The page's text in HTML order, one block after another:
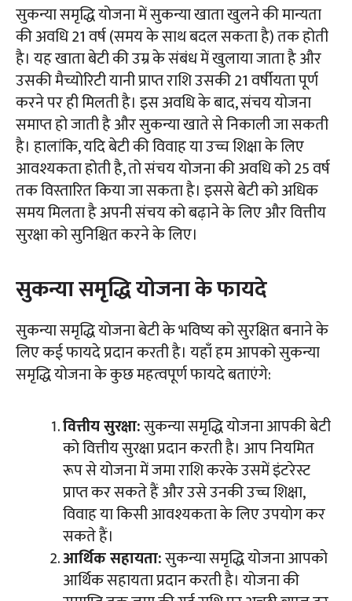
सुकन्या समृद्धि योजना में सुकन्या खाता खुलने की मान्यता
की अवधि 21 वर्ष (समय के साथ बदल सकता है) तक होती
है। यह खाता बेटी की उम्र के संबंध में खुलाया जाता है और
उसकी मैच्योरिटी यानी प्राप्त राशि उसकी 21 वर्षीयता पूर्ण
करने पर ही मिलती है। इस अवधि के बाद, संचय योजना
समाप्त हो जाती है और सुकन्या खाते से निकाली जा सकती
है। हालांकि, यदि बेटी की विवाह या उच्च शिक्षा के लिए
आवश्यकता होती है, तो संचय योजना की अवधि को 25 वर्ष
तक विस्तारित किया जा सकता है। इससे बेटी को अधिक
समय मिलता है अपनी संचय को बढ़ाने के लिए और वित्तीय
सुरक्षा को सुनिश्चित करने के लिए।
सुकन्या समृद्धि योजना के फायदे
सुकन्या समृद्धि योजना बेटी के भविष्य को सुरक्षित बनाने के
लिए कई फायदे प्रदान करती है। यहाँ हम आपको सुकन्या
समृद्धि योजना के कुछ महत्वपूर्ण फायदे बताएंगे:
वित्तीय सुरक्षा:सुकन्या समृद्धि योजना आपकी बेटी
को वित्तीय सुरक्षा प्रदान करती है। आप नियमित
रूप से योजना में जमा राशि करके उसमें इंटरेस्ट
प्राप्त कर सकते हैं और उसे उनकी उच्च शिक्षा,
विवाह या किसी आवश्यकता के लिए उपयोग कर
सकते हैं।
आर्थिक सहायता:सुकन्या समृद्धि योजना आपको
आर्थिक सहायता प्रदान करती है। योजना की